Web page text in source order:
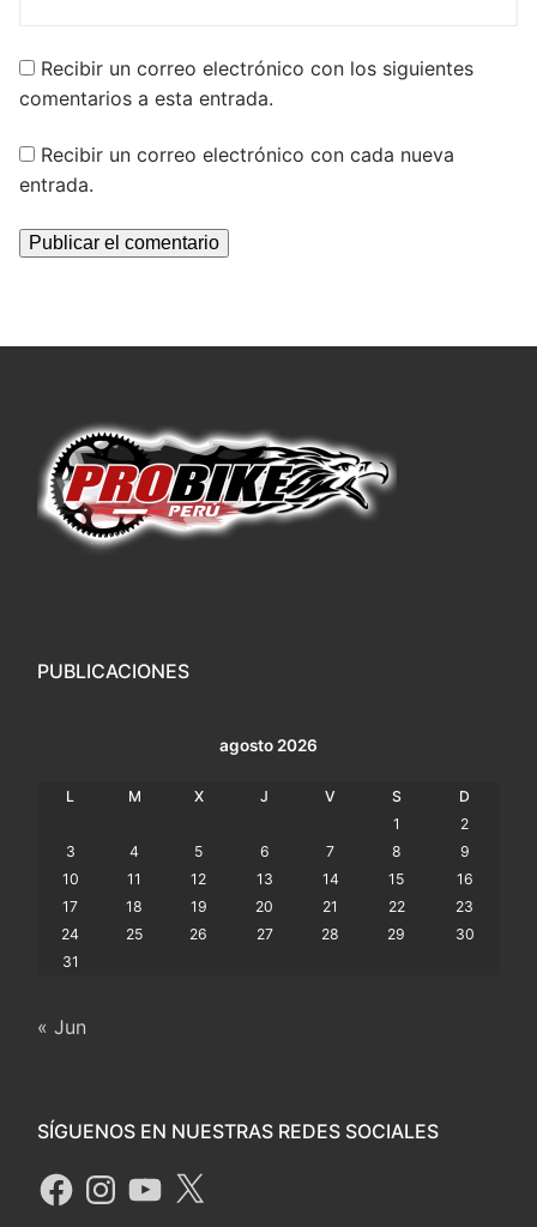
Recibir un correo electrónico con los siguientes
comentarios a esta entrada.
Recibir un correo electrónico con cada nueva
entrada.
PUBLICACIONES
agosto 2026
L M X J V S
D
1
2
3
4 5 6 7 8
9
10
11 12 13 14 15
16
17
18 19 20 21 22
23
24
25 26 27 28 29
30
31
« Jun
SÍGUENOS EN NUESTRAS REDES SOCIALES